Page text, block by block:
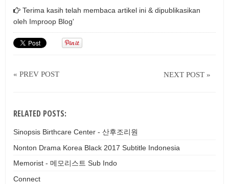
Terima kasih telah membaca artikel ini & dipublikasikan
oleh Improop Blog'
« PREV POST NEXT POST »
RELATED POSTS:
Sinopsis Birthcare Center - 산후조리원
Nonton Drama Korea Black 2017 Subtitle Indonesia
Memorist - 메모리스트 Sub Indo
Connect